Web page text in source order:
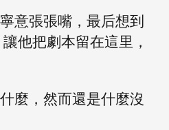
意張張嘴，最后想到
他把劇本留在這里，
麼，然而還是什麼沒